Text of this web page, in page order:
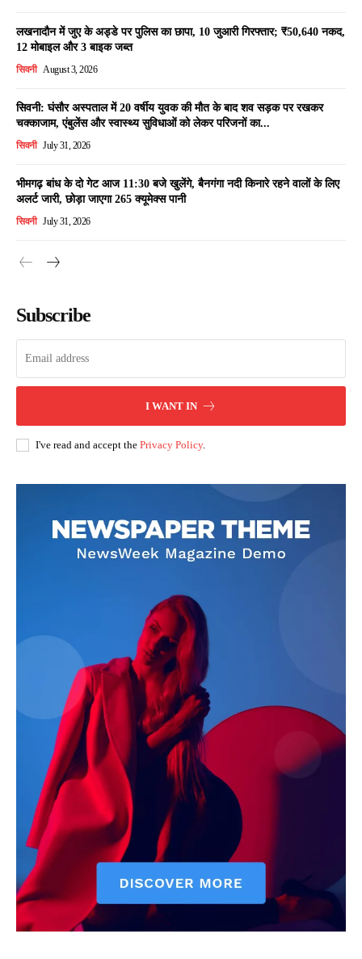
लखनादौन में जुए के अड्डे पर पुलिस का छापा, 10 जुआरी गिरफ्तार; ₹50,640 नकद,
12 मोबाइल और 3 बाइक जब्त
सिवनी August 3, 2026
सिवनी: घंसौर अस्पताल में 20 वर्षीय युवक की मौत के बाद शव सड़क पर रखकर
चक्काजाम, एंबुलेंस और स्वास्थ्य सुविधाओं को लेकर परिजनों का...
सिवनी July 31, 2026
भीमगढ़ बांध के दो गेट आज 11:30 बजे खुलेंगे, बैनगंगा नदी किनारे रहने वालों के लिए
अलर्ट जारी, छोड़ा जाएगा 265 क्यूमेक्स पानी
सिवनी July 31, 2026
Subscribe
I WANT IN
I've read and accept the Privacy Policy.